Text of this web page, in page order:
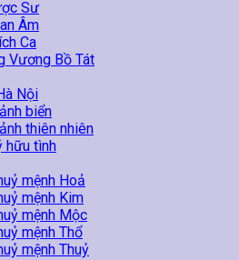
Sư
Âm
Ca
Vương Bồ Tát
Nội
biển
thiên nhiên
hữu tình
mệnh Hoả
mệnh Kim
mệnh Mộc
mệnh Thổ
mệnh Thuỷ